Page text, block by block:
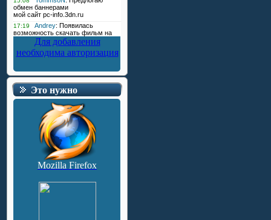
Для добавления
необходима авторизация
Это нужно
Mozilla Firefox